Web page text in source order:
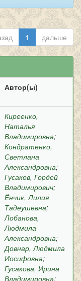
1 дальше
Автор(ы)
Киреенко,
Наталья
Владимировна;
Кондратенко,
Светлана
Александровна;
Гусаков, Гордей
Владимирович;
Ёнчик, Лилия
Тадеушевна;
Лобанова,
Людмила
Александровна;
Довнар, Людмила
Иосифовна;
Гусакова, Ирина
Владимировна;